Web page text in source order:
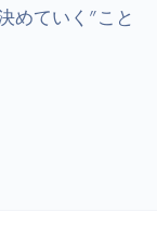
めていく”こと